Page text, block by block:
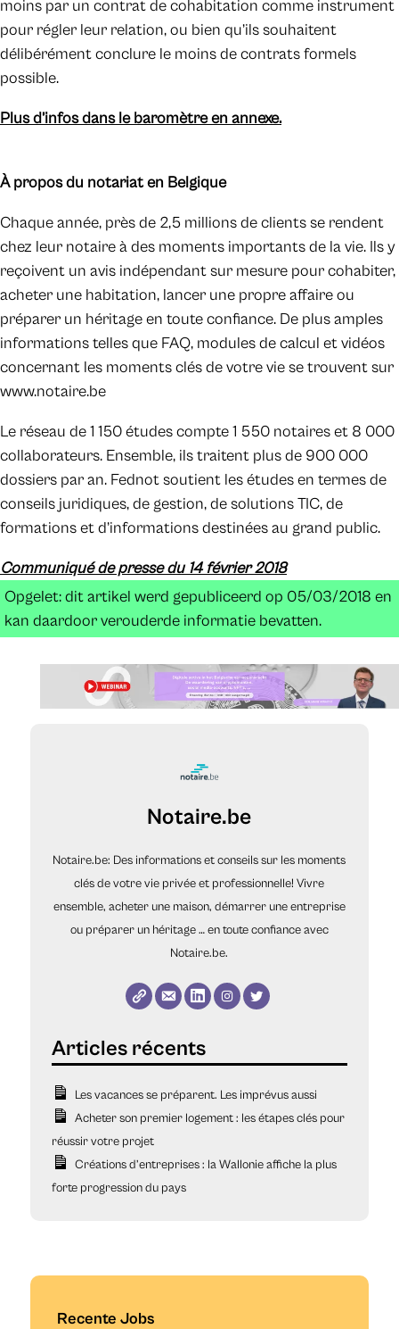
moins par un contrat de cohabitation comme instrument
pour régler leur relation, ou bien qu’ils souhaitent
délibérément conclure le moins de contrats formels
possible.
Plus d’infos dans le baromètre en annexe.
À propos du notariat en Belgique
Chaque année, près de 2,5 millions de clients se rendent
chez leur notaire à des moments importants de la vie. Ils y
reçoivent un avis indépendant sur mesure pour cohabiter,
acheter une habitation, lancer une propre affaire ou
préparer un héritage en toute confiance. De plus amples
informations telles que FAQ, modules de calcul et vidéos
concernant les moments clés de votre vie se trouvent sur
www.notaire.be
Le réseau de 1 150 études compte 1 550 notaires et 8 000
collaborateurs. Ensemble, ils traitent plus de 900 000
dossiers par an. Fednot soutient les études en termes de
conseils juridiques, de gestion, de solutions TIC, de
formations et d’informations destinées au grand public.
Communiqué de presse du 14 février 2018
Opgelet: dit artikel werd gepubliceerd op 05/03/2018 en
kan daardoor verouderde informatie bevatten.
Notaire.be
Notaire.be: Des informations et conseils sur les moments
clés de votre vie privée et professionnelle! Vivre
ensemble, acheter une maison, démarrer une entreprise
ou préparer un héritage … en toute confiance avec
Notaire.be.
Les vacances se préparent. Les imprévus aussi
Acheter son premier logement : les étapes clés pour
réussir votre projet
Créations d’entreprises : la Wallonie affiche la plus
forte progression du pays
Recente Jobs